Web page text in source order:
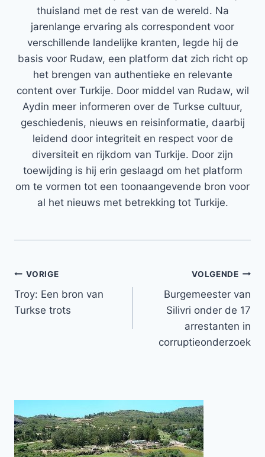
thuisland met de rest van de wereld. Na
jarenlange ervaring als correspondent voor
verschillende landelijke kranten, legde hij de
basis voor Rudaw, een platform dat zich richt op
het brengen van authentieke en relevante
content over Turkije. Door middel van Rudaw, wil
Aydin meer informeren over de Turkse cultuur,
geschiedenis, nieuws en reisinformatie, daarbij
leidend door integriteit en respect voor de
diversiteit en rijkdom van Turkije. Door zijn
toewijding is hij erin geslaagd om het platform
om te vormen tot een toonaangevende bron voor
al het nieuws met betrekking tot Turkije.
Bericht
navigatie
VORIGE
Troy: Een bron van
Turkse trots
VOLGENDE
Burgemeester van
Silivri onder de 17
arrestanten in
corruptieonderzoek